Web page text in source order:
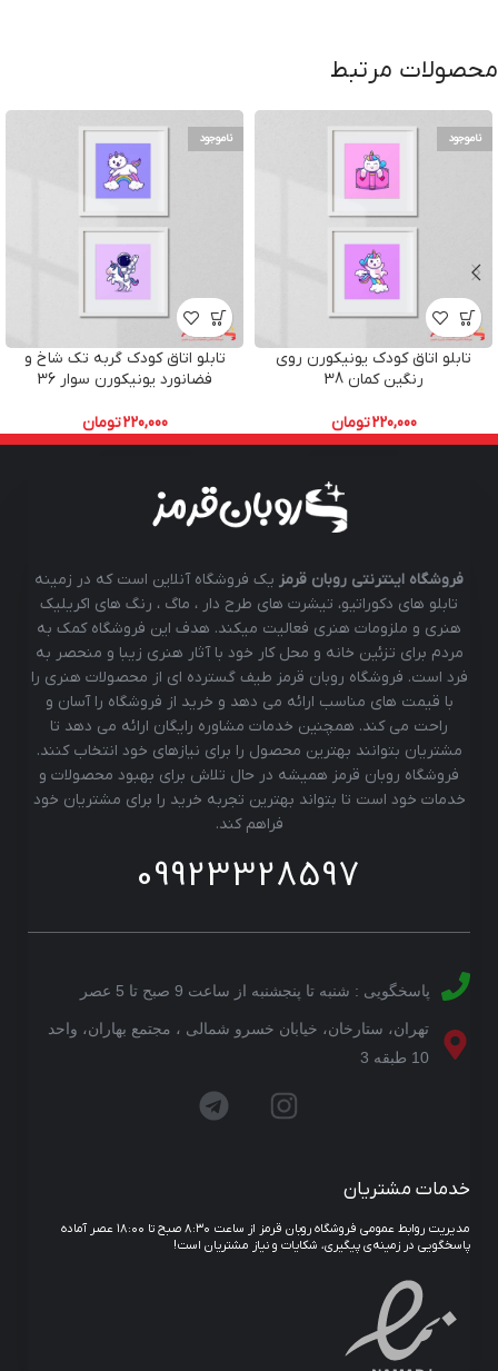
محصولات مرتبط
ناموجود
تابلو اتاق کودک یونیکورن روی
رنگین کمان 38
220,000تومان
ناموجود
تابلو اتاق کودک گربه تک شاخ و
فضانورد یونیکورن سوار 36
220,000تومان
فروشگاه اینترنتی روبان قرمز یک فروشگاه آنلاین است که در زمینه
تابلو های دکوراتیو، تیشرت های طرح دار ، ماگ ، رنگ های اکریلیک
هنری و ملزومات هنری فعالیت میکند. هدف این فروشگاه کمک به
مردم برای تزئین خانه و محل کار خود با آثار هنری زیبا و منحصر به
فرد است. فروشگاه روبان قرمز طیف گسترده ای از محصولات هنری را
با قیمت های مناسب ارائه می دهد و خرید از فروشگاه را آسان و
راحت می کند. همچنین خدمات مشاوره رایگان ارائه می دهد تا
مشتریان بتوانند بهترین محصول را برای نیازهای خود انتخاب کنند.
فروشگاه روبان قرمز همیشه در حال تلاش برای بهبود محصولات و
خدمات خود است تا بتواند بهترین تجربه خرید را برای مشتریان خود
فراهم کند.
09923328597
پاسخگویی : شنبه تا پنجشنبه از ساعت 9 صبح تا 5 عصر
تهران، ستارخان، خیابان خسرو شمالی ، مجتمع بهاران، واحد
10 طبقه 3
خدمات مشتریان
مدیریت روابط عمومی فروشگاه روبان قرمز از ساعت ۸:۳۰ صبح تا ۱۸:۰۰ عصر آماده
پاسخگویی در زمینه‌ی پیگیری، شکایات و نیاز مشتریان است!